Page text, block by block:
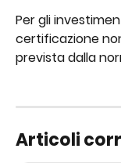
Per gli
certificazione
prevista dalla
Articoli